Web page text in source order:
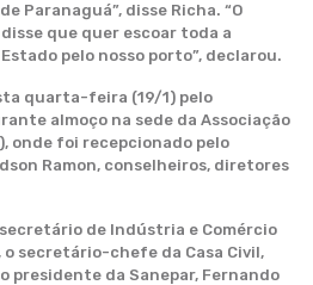
Paranaguá”, disse Richa. “O
que quer escoar toda a
pelo nosso porto”, declarou.
quarta-feira (19/1) pelo
almoço na sede da Associação
onde foi recepcionado pelo
Ramon, conselheiros, diretores
de Indústria e Comércio
o secretário-chefe da Casa Civil,
presidente da Sanepar, Fernando